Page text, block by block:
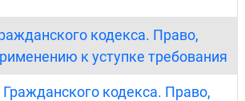
кодекса. Право,
к уступке требования
кодекса. Право,